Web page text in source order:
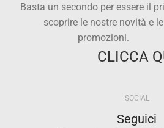
Basta un secondo per essere il
scoprire le nostre novità e le
promozioni.
CLICCA
SOCIAL
Seguici